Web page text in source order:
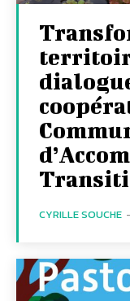
CYRILLE SOUCHE -